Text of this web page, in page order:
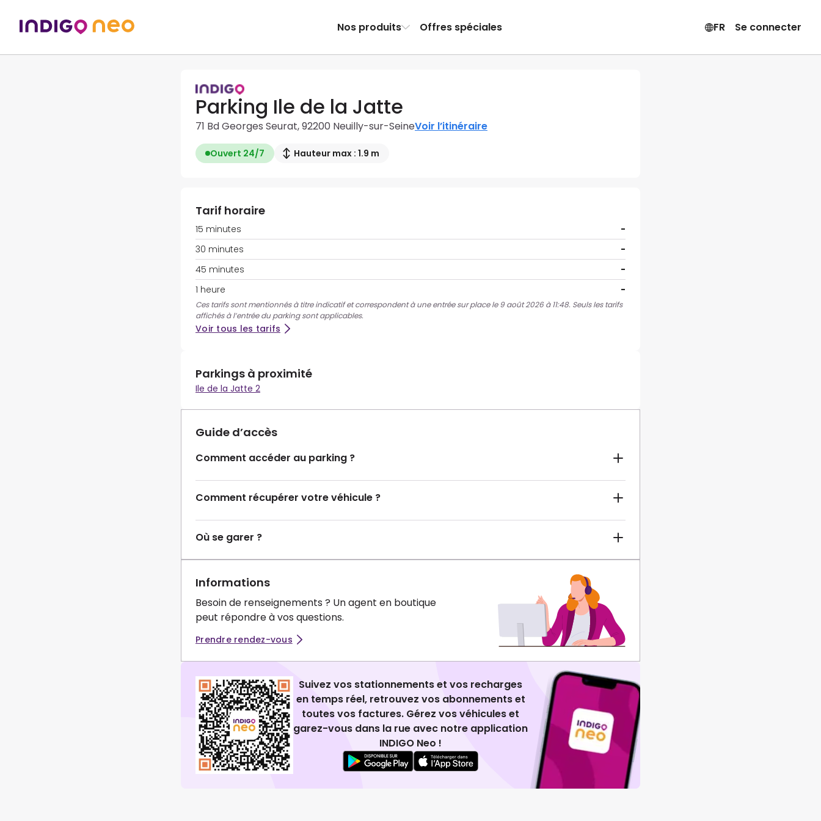
Nos produits Offres spéciales FR Se connecter
Parking Ile de la Jatte
71 Bd Georges Seurat, 92200 Neuilly-sur-SeineVoir l’itinéraire
Ouvert 24/7 Hauteur max : 1.9 m
Tarif horaire
15 minutes
-
30 minutes
-
45 minutes
-
1 heure
-
Ces tarifs sont mentionnés à titre indicatif et correspondent à une entrée sur place le 9 août 2026 à 11:48. Seuls les tarifs
affichés à l’entrée du parking sont applicables.
Voir tous les tarifs
Parkings à proximité
Ile de la Jatte 2
Guide d’accès
Comment accéder au parking ?
Comment récupérer votre véhicule ?
Où se garer ?
Informations
Besoin de renseignements ? Un agent en boutique
peut répondre à vos questions.
Prendre rendez-vous
Suivez vos stationnements et vos recharges
en temps réel, retrouvez vos abonnements et
toutes vos factures. Gérez vos véhicules et
garez-vous dans la rue avec notre application
INDIGO Neo !